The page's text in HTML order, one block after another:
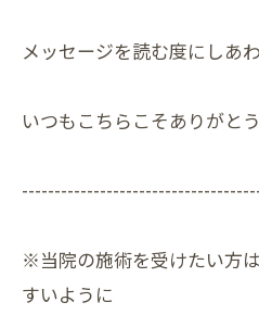
メッセージを読む度にしあ
いつもこちらこそありがと
※当院の施術を受けたい方
すいように